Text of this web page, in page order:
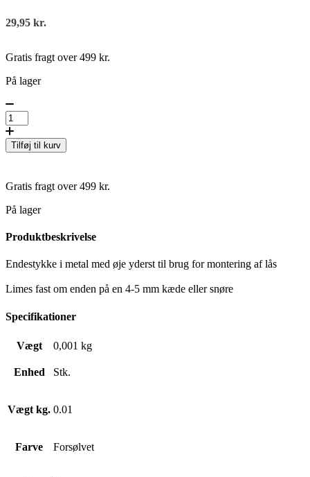
29,95 kr.
Gratis fragt over 499 kr.
På lager
Tilføj til kurv
Gratis fragt over 499 kr.
På lager
Produktbeskrivelse
Endestykke i metal med øje yderst til brug for montering af lås
Limes fast om enden på en 4-5 mm kæde eller snøre
Specifikationer
Vægt 0,001 kg
Enhed Stk.
Vægt kg. 0.01
Farve Forsølvet